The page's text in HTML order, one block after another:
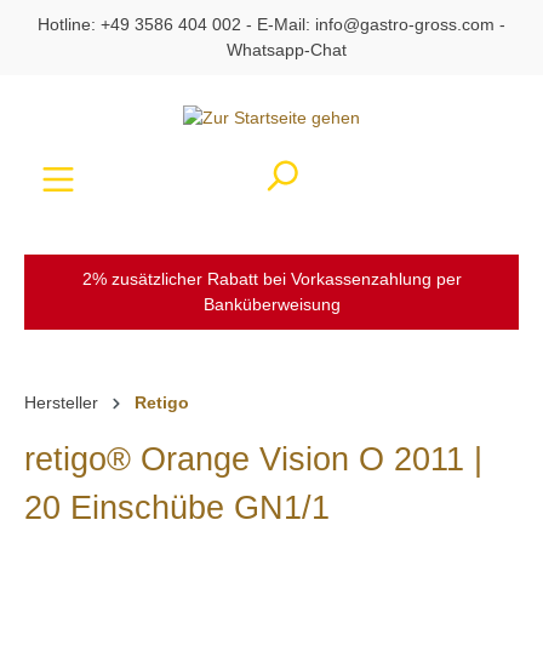
springen
Hotline: +49 3586 404 002 - E-Mail: info@gastro-gross.com -
Whatsapp-Chat
2% zusätzlicher Rabatt bei Vorkassenzahlung per
Banküberweisung
Hersteller Retigo
retigo® Orange Vision O 2011 |
20 Einschübe GN1/1